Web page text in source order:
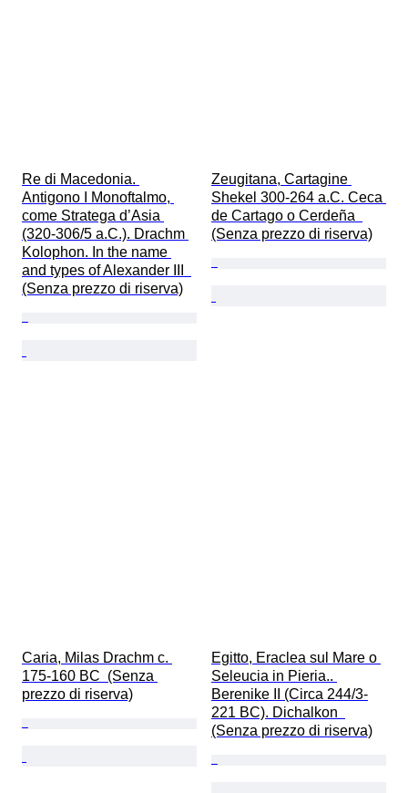
Re di Macedonia.
Antigono I Monoftalmo,
come Stratega d’Asia
(320-306/5 a.C.). Drachm
Kolophon. In the name
and types of Alexander III
(Senza prezzo di riserva)
Zeugitana, Cartagine
Shekel 300-264 a.C. Ceca
de Cartago o Cerdeña
(Senza prezzo di riserva)
Caria, Milas Drachm c.
175-160 BC  (Senza
prezzo di riserva)
Egitto, Eraclea sul Mare o
Seleucia in Pieria..
Berenike II (Circa 244/3-
221 BC). Dichalkon
(Senza prezzo di riserva)